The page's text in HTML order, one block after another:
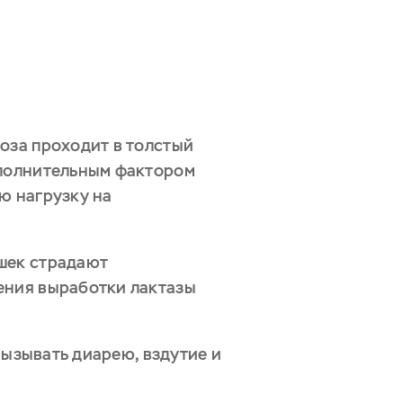
проходит в толстый
фактором
нагрузку на
страдают
выработки лактазы
диарею, вздутие и